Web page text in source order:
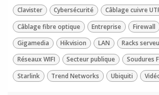
Clavister Cybersécurité
Câblage cuivre
Câblage fibre optique
Entreprise Firewall
Gigamedia
Hikvision LAN
Racks
Réseaux WIFI
Secteur publique
Soudures
Starlink
Trend Networks Ubiquiti